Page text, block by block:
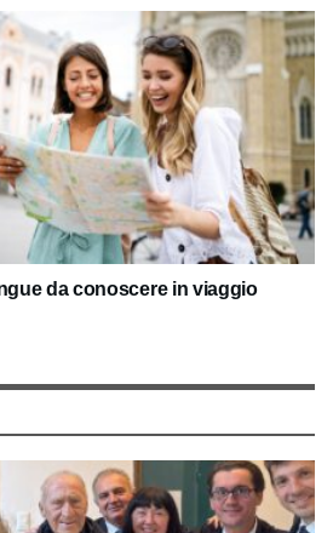
da conoscere in viaggio